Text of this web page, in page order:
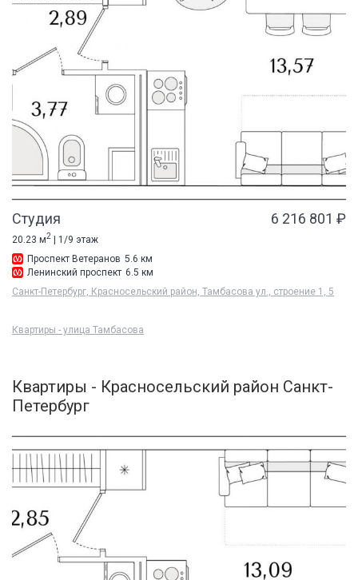
Студия 6 216 801 ₽
20.23 м2
| 1/9 этаж
Проспект Ветеранов 5.6 км
Ленинский проспект 6.5 км
Санкт-Петербург, Красносельский район, Тамбасова ул., строение 1, 5
Квартиры - улица Тамбасова
Квартиры - Красносельский район Санкт-
Петербург